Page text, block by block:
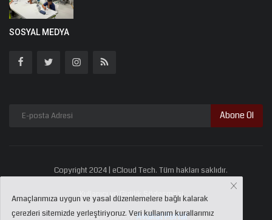
SOSYAL MEDYA
Abone Ol
Copyright 2024 | eCloud Tech. Tüm hakları saklıdır.
Kullanıcı ve Gizlilik Sözleşmesi
Destekleyen:Avukat Portal
Amaçlarımıza uygun ve yasal düzenlemelere bağlı kalarak
çerezleri sitemizde yerleştiriyoruz. Veri kullanım kurallarımız